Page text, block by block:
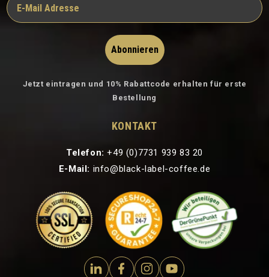
Abonnieren
Jetzt eintragen und 10% Rabattcode erhalten für erste
Bestellung
KONTAKT
Telefon: +49 (0)7731 939 83 20
E-Mail: info@black-label-coffee.de